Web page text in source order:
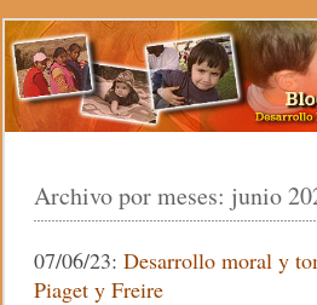
Archivo por meses: junio
07/06/23:Desarrollo moral y
Piaget y Freire